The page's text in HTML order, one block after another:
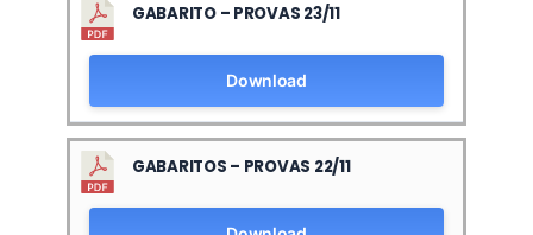
GABARITO – PROVAS 23/11
Download
GABARITOS – PROVAS 22/11